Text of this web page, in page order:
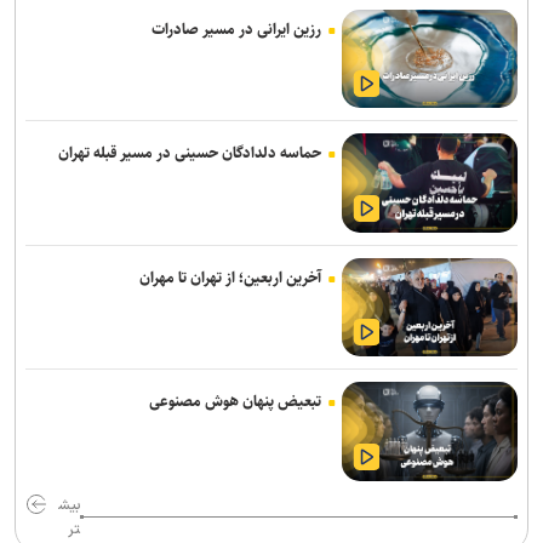
می‌شود/ نباید انتظار بیهوده‌ای ایجاد کنیم
شکاری به پیکان پیوست
اصغرزاده: پوررشید مشکل اسپانسرینگ ملوان را حل کرد/ سعداوی و
مرزبان با تیم تمرین می‌کنند
تور جهانی تنیس صربستان| بازماندن یزدانی از صعود به فینال
انتصاب سرپرست جدید فدراسیون ورزش کارگری
تساوی پرسپولیس و آلومینیوم در دیدار دوستانه/ تیم تارتار بالاخره گل
خورد
واکنش باشگاه استقلال خوزستان به درگیری مدیرعامل و اعضای هیات
مدیره
اژدهاکش رسما پرسپولیسی شد
رزین ایرانی در مسیر صادرات
حماسه دلدادگان حسینی در مسیر قبله تهران
آخرین اربعین؛ از تهران تا مهران
تبعیض پنهان هوش مصنوعی
بیش
تر